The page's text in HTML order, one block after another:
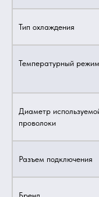
Тип охлаждения
Температурный режим
Диаметр
проволоки
Разъем подключения